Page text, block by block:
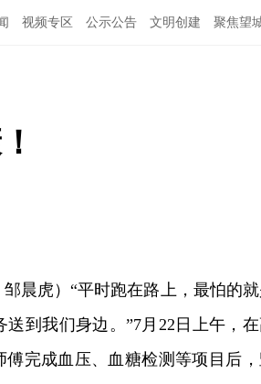
视频专区 公示公告 文明创建 聚焦望
晨虎）“平时跑在路上，最怕的
到我们身边。”7月22日上午，
完成血压、血糖检测等项目后